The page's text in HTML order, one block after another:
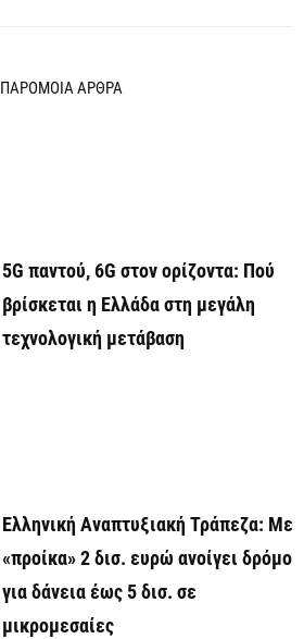
ΠΑΡΟΜΟΙΑ ΑΡΘΡΑ
5G παντού, 6G στον ορίζοντα: Πού
βρίσκεται η Ελλάδα στη μεγάλη
τεχνολογική μετάβαση
Ελληνική Αναπτυξιακή Τράπεζα: Με
«προίκα» 2 δισ. ευρώ ανοίγει δρόμο
για δάνεια έως 5 δισ. σε
μικρομεσαίες